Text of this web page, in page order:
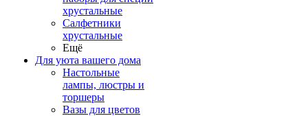
хрустальные
Салфетники
хрустальные
Ещё
Для уюта вашего дома
Настольные
лампы, люстры и
торшеры
Вазы для цветов